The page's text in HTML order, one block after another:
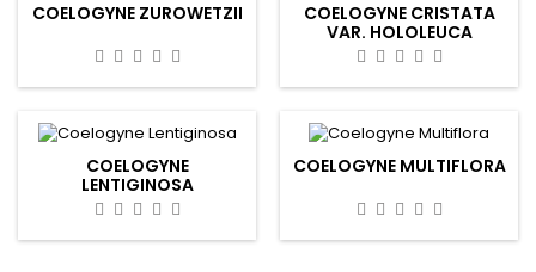
COELOGYNE ZUROWETZII
COELOGYNE CRISTATA
VAR. HOLOLEUCA
COELOGYNE
LENTIGINOSA
COELOGYNE MULTIFLORA